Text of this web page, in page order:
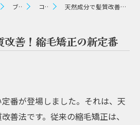
ブログ コラム 天然成分で髪質改善！縮毛矯正の新定番
改善！縮毛矯正の新定番
番が登場しました。それは、天
善法です。従来の縮毛矯正は、